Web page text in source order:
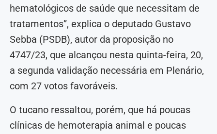
hematológicos de saúde que necessitam de
tratamentos”, explica o deputado Gustavo
Sebba (PSDB), autor da proposição no
4747/23, que alcançou nesta quinta-feira, 20,
a segunda validação necessária em Plenário,
com 27 votos favoráveis.
O tucano ressaltou, porém, que há poucas
clínicas de hemoterapia animal e poucas